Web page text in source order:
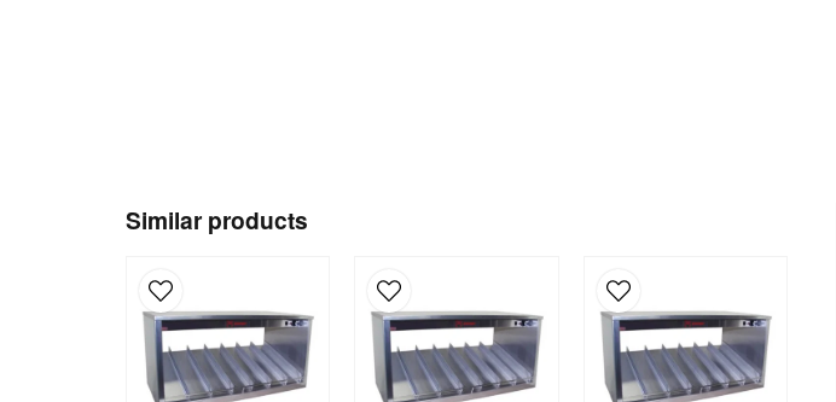
Similar products